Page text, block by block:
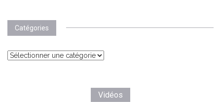
Catégories
Catégories
Vidéos